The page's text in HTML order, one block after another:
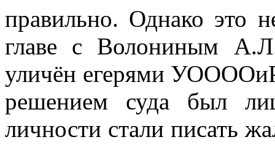
правильно. Однако это
главе с Волониным
уличён егерями УООООиР
решением суда был
личности стали писать